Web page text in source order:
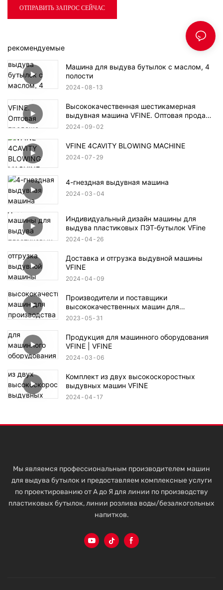
ОТПРАВИТЬ ЗАПРОС СЕЙЧАС
рекомендуемые
Машина для выдува бутылок с маслом, 4
полости
2024 08 13
Высококачественная шестикамерная
выдувная машина VFINE. Оптовая продажа
- Zhongshan Vfine Machinery Co., Ltd.
2024 09 02
VFINE 4CAVITY BLOWING MACHINE
2024 07 29
4-гнездная выдувная машина
2024 03 04
Индивидуальный дизайн машины для
выдува пластиковых ПЭТ-бутылок VFine
2024 04 26
Доставка и отгрузка выдувной машины
VFINE
2024 04 09
Производители и поставщики
высококачественных машин для
производства бутылок для воды —
2023 05 31
Продукция для машинного оборудования
VFINE | VFINE
2024 03 06
Комплект из двух высокоскоростных
выдувных машин VFINE
2024 04 17
Мы являемся профессиональным производителем машин
для выдува бутылок и предоставляем комплексные услуги
по проектированию от А до Я для линии по производству
пластиковых бутылок, линии розлива воды/безалкогольных
напитков.